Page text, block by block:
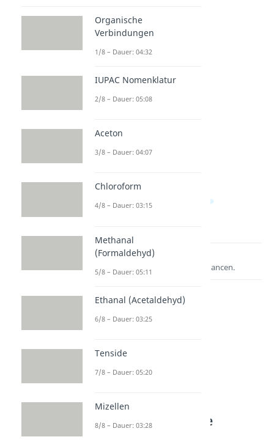
Lernen lohnt sich!
Entdecke hier deine Chancen.
Weitere Inhalte:
Organische Chemie
Organische
Verbindungen
1/8 – Dauer: 04:32
IUPAC Nomenklatur
2/8 – Dauer: 05:08
Aceton
3/8 – Dauer: 04:07
Chloroform
4/8 – Dauer: 03:15
Methanal
(Formaldehyd)
5/8 – Dauer: 05:11
Ethanal (Acetaldehyd)
6/8 – Dauer: 03:25
Tenside
7/8 – Dauer: 05:20
Mizellen
8/8 – Dauer: 03:28